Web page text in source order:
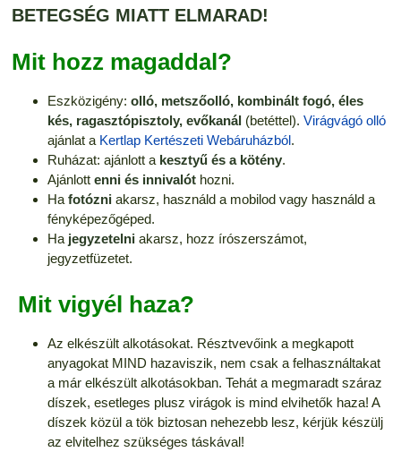
BETEGSÉG MIATT ELMARAD!
Mit hozz magaddal?
Eszközigény:olló, metszőolló, kombinált fogó, éles
kés, ragasztópisztoly, evőkanál (betéttel).Virágvágó olló
ajánlat a Kertlap Kertészeti Webáruházból.
Ruházat: ajánlott a kesztyű és a kötény.
Ajánlottenni és innivalót hozni.
Hafotózni akarsz, használd a mobilod vagy használd a
fényképezőgéped.
Ha jegyzetelni akarsz, hozz írószerszámot,
jegyzetfüzetet.
Mit vigyél haza?
Az elkészült alkotásokat. Résztvevőink a megkapott
anyagokat MIND hazaviszik, nem csak a felhasználtakat
a már elkészült alkotásokban. Tehát a megmaradt száraz
díszek, esetleges plusz virágok is mind elvihetők haza! A
díszek közül a tök biztosan nehezebb lesz, kérjük készülj
az elvitelhez szükséges táskával!